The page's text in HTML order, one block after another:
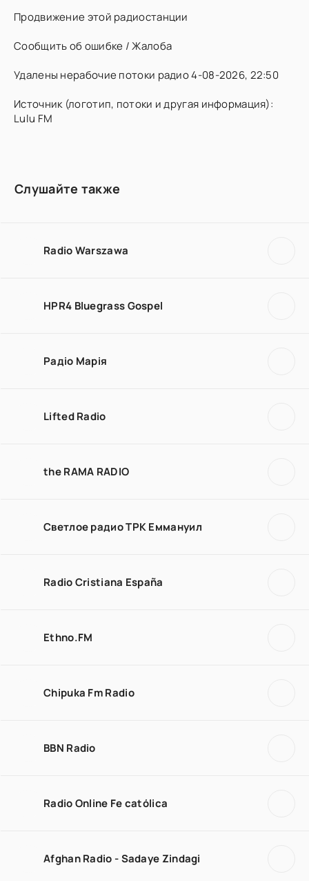
Продвижение этой радиостанции
Сообщить об ошибке / Жалоба
Удалены нерабочие потоки радио 4-08-2026, 22:50
Источник (логотип, потоки и другая информация):
Lulu FM
Слушайте также
Radio Warszawa
HPR4 Bluegrass Gospel
Радіо Марія
Lifted Radio
the RAMA RADIO
Светлое радио ТРК Еммануил
Radio Cristiana España
Ethno.FM
Chipuka Fm Radio
BBN Radio
Radio Online Fe católica
Afghan Radio - Sadaye Zindagi